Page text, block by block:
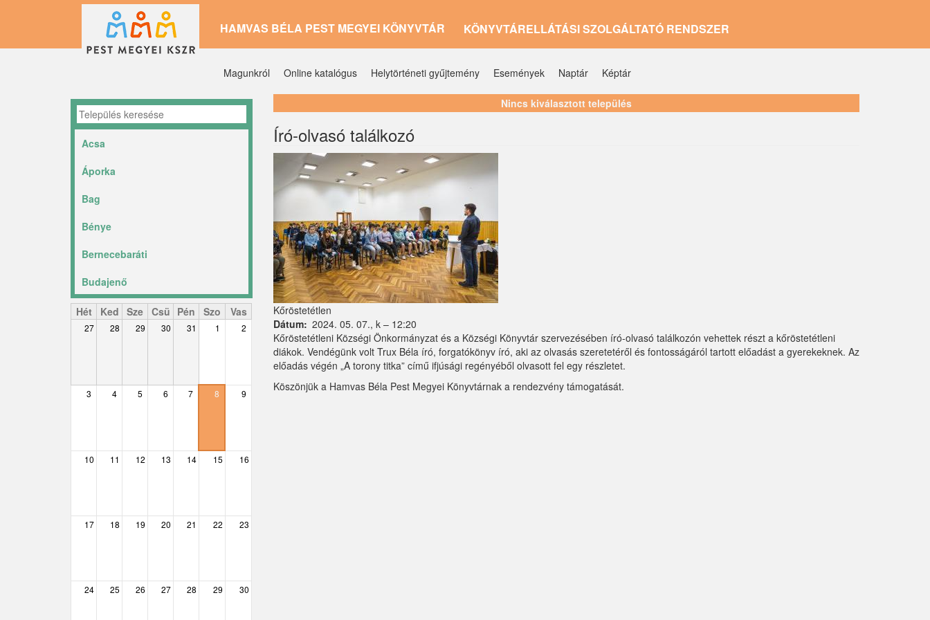
tartalomra
HAMVAS BÉLA PEST MEGYEI KÖNYVTÁR KÖNYVTÁRELLÁTÁSI SZOLGÁLTATÓ RENDSZER
Magunkról Online katalógus Helytörténeti gyűjtemény Események Naptár Képtár
Acsa
Áporka
Bag
Bénye
Bernecebaráti
Budajenő
Ceglédbercel
Csobánka
Csörög
Délegyháza
Dunabogdány
Hét Ked Sze Csü Pén Szo Vas
27 28 29 30 31 1 2
3 4 5 6 7 8 9
10 11 12 13 14 15 16
17 18 19 20 21 22 23
24 25 26 27 28 29 30
Nincs kiválasztott település
Író-olvasó találkozó
Kőröstetétlen
Dátum
2024. 05. 07., k – 12:20
Kőröstetétleni Községi Önkormányzat és a Községi Könyvtár szervezésében író-olvasó találkozón vehettek részt a kőröstetétleni
diákok. Vendégünk volt Trux Béla író, forgatókönyv író, aki az olvasás szeretetéről és fontosságáról tartott előadást a gyerekeknek. Az
előadás végén „A torony titka” című ifjúsági regényéből olvasott fel egy részletet.
Köszönjük a Hamvas Béla Pest Megyei Könyvtárnak a rendezvény támogatását.